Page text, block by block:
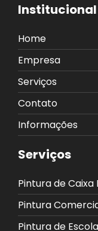
Institucional
Home
Empresa
Serviços
Contato
Informações
Serviços
Pintura de Caixa
Pintura
Pintura de